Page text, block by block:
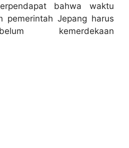
bahwa waktu
pemerintah Jepang harus
kemerdekaan